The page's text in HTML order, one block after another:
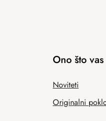
Ono što
Noviteti
Originalni